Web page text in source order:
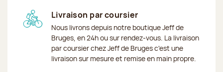
Livraison par coursier
Nous livrons depuis notre boutique Jeff de
Bruges, en 24h ou sur rendez-vous. La livraison
par coursier chez Jeff de Bruges c'est une
livraison sur mesure et remise en main propre.